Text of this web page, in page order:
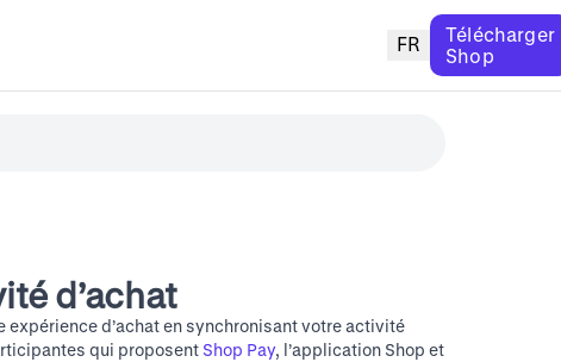
FR
Télécharger
Shop
d’achat
d’achat en synchronisant votre activité
qui proposent Shop Pay, l’application Shop et